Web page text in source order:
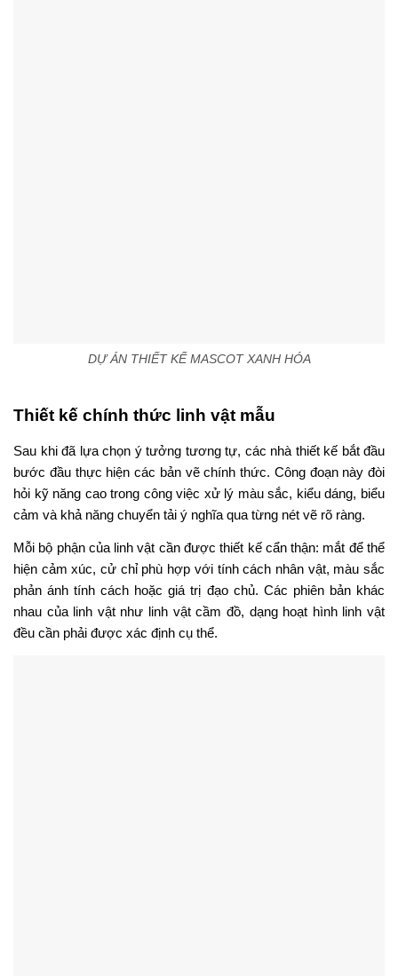
DỰ ÁN THIẾT KẾ MASCOT XANH HÓA
Thiết kế chính thức linh vật mẫu
Sau khi đã lựa chọn ý tưởng tương tự, các nhà thiết kế bắt đầu
bước đầu thực hiện các bản vẽ chính thức. Công đoạn này đòi
hỏi kỹ năng cao trong công việc xử lý màu sắc, kiểu dáng, biểu
cảm và khả năng chuyển tải ý nghĩa qua từng nét vẽ rõ ràng.
Mỗi bộ phận của linh vật cần được thiết kế cẩn thận: mắt để thể
hiện cảm xúc, cử chỉ phù hợp với tính cách nhân vật, màu sắc
phản ánh tính cách hoặc giá trị đạo chủ. Các phiên bản khác
nhau của linh vật như linh vật cầm đồ, dạng hoạt hình linh vật
đều cần phải được xác định cụ thể.